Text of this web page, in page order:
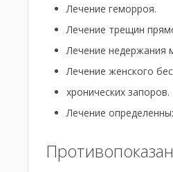
Лечение геморроя.
Лечение трещин
Лечение недержания
Лечение женского
хронических запоров.
Лечение